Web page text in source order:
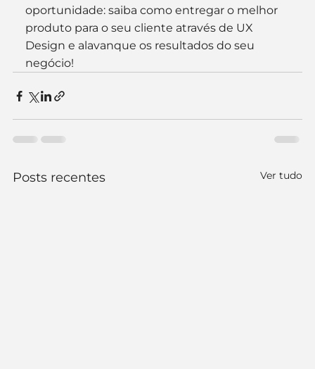
oportunidade: saiba como entregar o melhor
produto para o seu cliente através de UX
Design e alavanque os resultados do seu
negócio!
Posts recentes Ver tudo